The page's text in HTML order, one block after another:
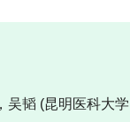
吴韬 (昆明医科大学